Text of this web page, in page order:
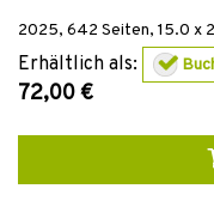
2025, 642 Seiten, 15.0 x
Erhältlich als:
72,00 €